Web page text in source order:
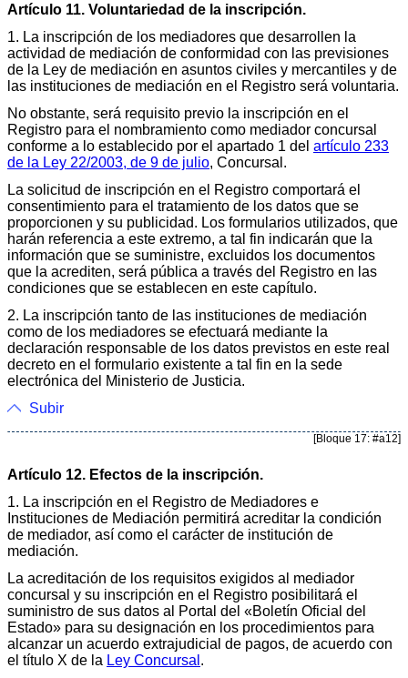
Artículo 11. Voluntariedad de la inscripción.
1. La inscripción de los mediadores que desarrollen la
actividad de mediación de conformidad con las previsiones
de la Ley de mediación en asuntos civiles y mercantiles y de
las instituciones de mediación en el Registro será voluntaria.
No obstante, será requisito previo la inscripción en el
Registro para el nombramiento como mediador concursal
conforme a lo establecido por el apartado 1 del artículo 233
de la Ley 22/2003, de 9 de julio, Concursal.
La solicitud de inscripción en el Registro comportará el
consentimiento para el tratamiento de los datos que se
proporcionen y su publicidad. Los formularios utilizados, que
harán referencia a este extremo, a tal fin indicarán que la
información que se suministre, excluidos los documentos
que la acrediten, será pública a través del Registro en las
condiciones que se establecen en este capítulo.
2. La inscripción tanto de las instituciones de mediación
como de los mediadores se efectuará mediante la
declaración responsable de los datos previstos en este real
decreto en el formulario existente a tal fin en la sede
electrónica del Ministerio de Justicia.
Subir
[Bloque 17: #a12]
Artículo 12. Efectos de la inscripción.
1. La inscripción en el Registro de Mediadores e
Instituciones de Mediación permitirá acreditar la condición
de mediador, así como el carácter de institución de
mediación.
La acreditación de los requisitos exigidos al mediador
concursal y su inscripción en el Registro posibilitará el
suministro de sus datos al Portal del «Boletín Oficial del
Estado» para su designación en los procedimientos para
alcanzar un acuerdo extrajudicial de pagos, de acuerdo con
el título X de la Ley Concursal .